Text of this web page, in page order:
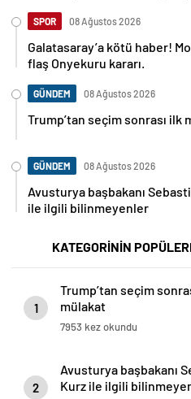
SPOR 08 Ağustos 2026
Galatasaray’a kötü haber!
flaş Onyekuru kararı.
GÜNDEM 08 Ağustos 2026
Trump’tan seçim sonrası ilk
GÜNDEM 08 Ağustos 2026
Avusturya başbakanı
ile ilgili bilinmeyenler
KATEGORİNİN
1
Trump’tan seçim
mülakat
7953 kez okundu
2
Avusturya başbakanı
Kurz ile ilgili